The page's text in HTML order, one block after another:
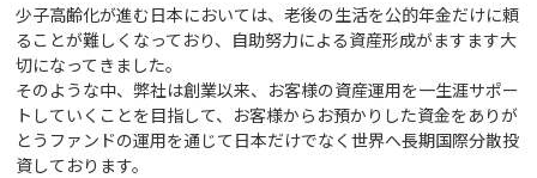
少子高齢化が進む日本においては、老後の生活を公的年金だけに頼
ることが難しくなっており、自助努力による資産形成がますます大
切になってきました。
そのような中、弊社は創業以来、お客様の資産運用を一生涯サポー
トしていくことを目指して、お客様からお預かりした資金をありが
とうファンドの運用を通じて日本だけでなく世界へ長期国際分散投
資しております。